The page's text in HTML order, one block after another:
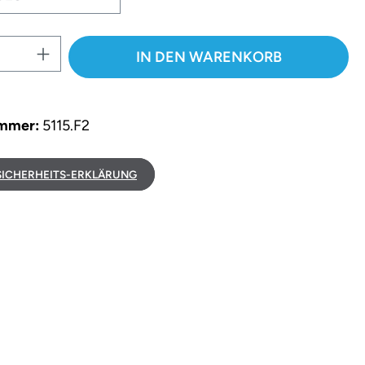
Anzahl: Gib den gewünschten
IN DEN WARENKORB
5115.F2
ERKLÄRUNG